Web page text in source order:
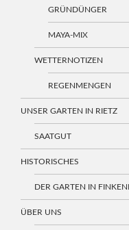
GRÜNDÜNGER
MAYA-MIX
WETTERNOTIZEN
REGENMENGEN
UNSER GARTEN IN RIETZ
SAATGUT
HISTORISCHES
DER GARTEN IN
ÜBER UNS